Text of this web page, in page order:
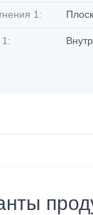
1: